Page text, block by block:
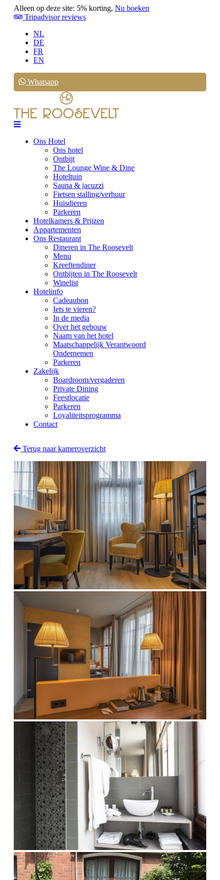
Alleen op deze site: 5% korting, Nu boeken
Tripadvisor reviews
NL
DE
FR
EN
Whatsapp
Ons Hotel
Ons hotel
Ontbijt
The Lounge Wine & Dine
Hoteltuin
Sauna & jacuzzi
Fietsen stalling/verhuur
Huisdieren
Parkeren
Hotelkamers & Prijzen
Appartementen
Ons Restaurant
Dineren in The Roosevelt
Menu
Kreeftendiner
Ontbijten in The Roosevelt
Winelist
Hotelinfo
Cadeaubon
Iets te vieren?
In de media
Over het gebouw
Naam van het hotel
Maatschappelijk Verantwoord
Ondernemen
Parkeren
Zakelijk
Boardroom/vergaderen
Private Dining
Feestlocatie
Parkeren
Loyaliteitsprogramma
Contact
Terug naar kameroverzicht